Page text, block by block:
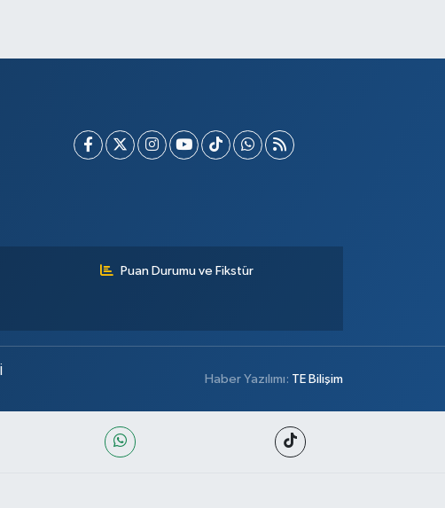
Puan Durumu ve Fikstür
Haber Yazılımı: TE Bilişim